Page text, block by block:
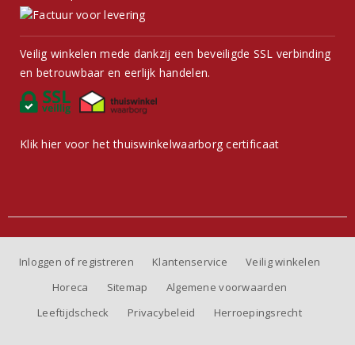
Veilig winkelen mede dankzij een beveiligde SSL verbinding
en betrouwbaar en eerlijk handelen.
Klik hier voor het thuiswinkelwaarborg certificaat
Inloggen of registreren Klantenservice
Veilig winkelen
Horeca
Sitemap
Algemene voorwaarden
Leeftijdscheck
Privacybeleid Herroepingsrecht